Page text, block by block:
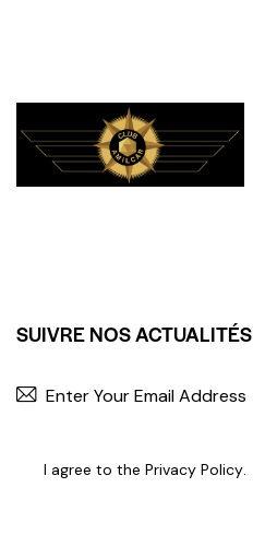
SUIVRE NOS ACTUALITÉS
I agree to the Privacy Policy.